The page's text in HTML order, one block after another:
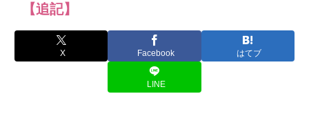
【追記】
X Facebook はてブ
LINE